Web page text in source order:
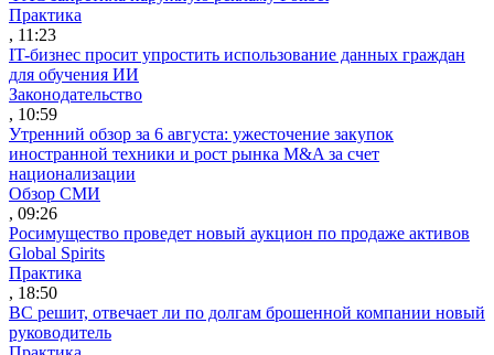
Практика
, 11:23
IT-бизнес просит упростить использование данных граждан
для обучения ИИ
Законодательство
, 10:59
Утренний обзор за 6 августа: ужесточение закупок
иностранной техники и рост рынка M&A за счет
национализации
Обзор СМИ
, 09:26
Росимущество проведет новый аукцион по продаже активов
Global Spirits
Практика
, 18:50
ВС решит, отвечает ли по долгам брошенной компании новый
руководитель